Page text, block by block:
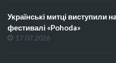
Українські митці виступили
фестивалі «Pohoda»
17.07.2026